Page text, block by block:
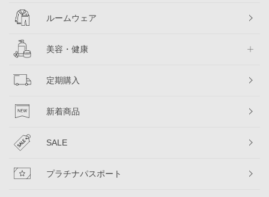
ルームウェア
美容・健康
定期購入
新着商品
SALE
プラチナパスポート